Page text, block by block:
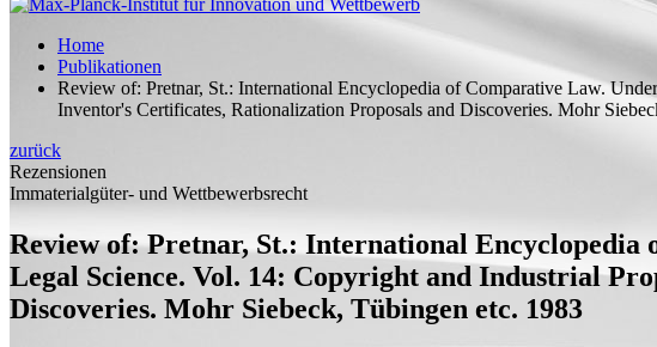
Home
Publikationen
Review of: Pretnar, St.: International Encyclopedia of Comparative Law.
Inventor's Certificates, Rationalization Proposals and Discoveries. Mohr
zurück
Rezensionen
Immaterialgüter- und Wettbewerbsrecht
Review of: Pretnar, St.: International Encyclopedia
Legal Science. Vol. 14: Copyright and Industrial
Discoveries. Mohr Siebeck, Tübingen etc. 1983